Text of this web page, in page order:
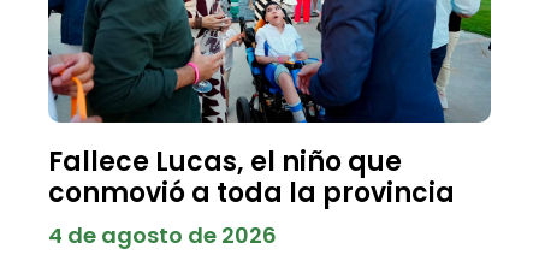
Fallece Lucas, el niño que
conmovió a toda la provincia
4 de agosto de 2026